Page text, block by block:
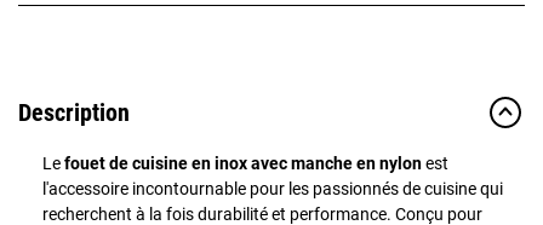
Description
Lefouet de cuisine en inox avec manche en nylonest
l'accessoire incontournable pour les passionnés de cuisine qui
recherchent à la fois durabilité et performance. Conçu pour